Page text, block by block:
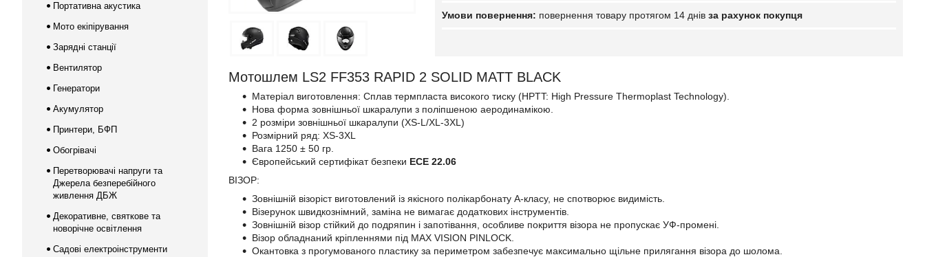
повернення товару протягом 14 днів за рахунок покупця
Мотошлем LS2 FF353 RAPID 2 SOLID MATT BLACK
Матеріал виготовлення: Сплав термпласта високого тиску (HPTT: High Pressure Thermoplast Technology).
Нова форма зовнішньої шкаралупи з поліпшеною аеродинамікою.
2 розміри зовнішньої шкаралупи (XS-L/XL-3XL)
Розмірний ряд: XS-3XL
Вага 1250 ± 50 гр.
Європейський сертифікат безпеки ECE 22.06
ВІЗОР:
Зовнішній візоріст виготовлений із якісного полікарбонату А-класу, не спотворює видимість.
Візерунок швидкознімний, заміна не вимагає додаткових інструментів.
Зовнішній візор стійкий до подряпин і запотівання, особливе покриття візора не пропускає УФ-промені.
Візор обладнаний кріпленнями під MAX VISION PINLOCK.
Окантовка з прогумованого пластику за периметром забезпечує максимально щільне прилягання візора до шолома.
Портативна акустика
Мото екіпірування
Зарядні станції
Вентилятор
Генератори
Акумулятор
Принтери, БФП
Обогрівачі
Перетворювачі напруги та
Джерела безперебійного
живлення ДБЖ
Декоративне, святкове та
новорічне освітлення
Садові електроінструменти